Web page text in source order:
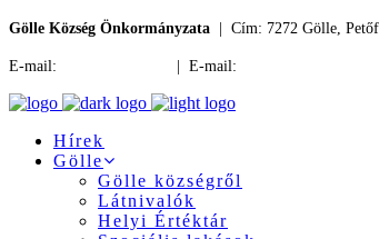
Gölle Község Önkormányzata | Cím: 7272 Gölle,
E-mail: | E-mail:
Hírek
Gölle
Gölle községről
Látnivalók
Helyi Értéktár